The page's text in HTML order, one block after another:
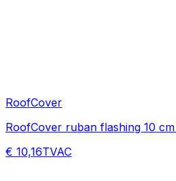
RoofCover
RoofCover ruban flashing 10
€ 10,16TVAC